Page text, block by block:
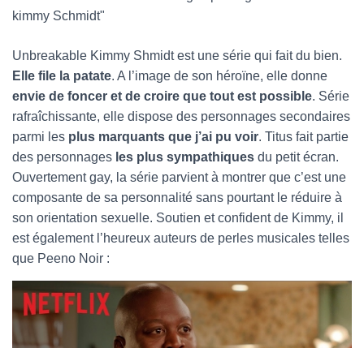
Unbreakable Kimmy Shmidt est une série qui fait du bien.
Elle file la patate. A l’image de son héroïne, elle donne
envie de foncer et de croire que tout est possible. Série
rafraîchissante, elle dispose des personnages secondaires
parmi les plus marquants que j’ai pu voir. Titus fait partie
des personnages les plus sympathiques du petit écran.
Ouvertement gay, la série parvient à montrer que c’est une
composante de sa personnalité sans pourtant le réduire à
son orientation sexuelle. Soutien et confident de Kimmy, il
est également l’heureux auteurs de perles musicales telles
que Peeno Noir :